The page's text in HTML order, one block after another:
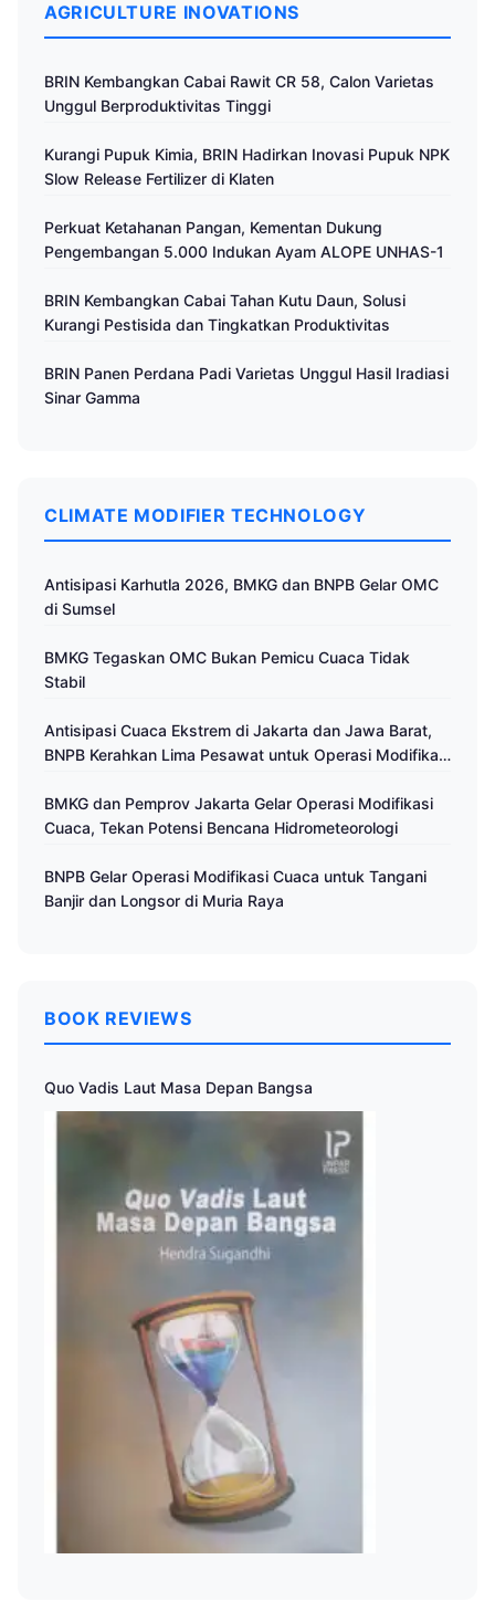
AGRICULTURE INOVATIONS
BRIN Kembangkan Cabai Rawit CR 58, Calon Varietas
Unggul Berproduktivitas Tinggi
Kurangi Pupuk Kimia, BRIN Hadirkan Inovasi Pupuk NPK
Slow Release Fertilizer di Klaten
Perkuat Ketahanan Pangan, Kementan Dukung
Pengembangan 5.000 Indukan Ayam ALOPE UNHAS-1
BRIN Kembangkan Cabai Tahan Kutu Daun, Solusi
Kurangi Pestisida dan Tingkatkan Produktivitas
BRIN Panen Perdana Padi Varietas Unggul Hasil Iradiasi
Sinar Gamma
CLIMATE MODIFIER TECHNOLOGY
Antisipasi Karhutla 2026, BMKG dan BNPB Gelar OMC
di Sumsel
BMKG Tegaskan OMC Bukan Pemicu Cuaca Tidak
Stabil
Antisipasi Cuaca Ekstrem di Jakarta dan Jawa Barat,
BNPB Kerahkan Lima Pesawat untuk Operasi Modifikasi
BMKG dan Pemprov Jakarta Gelar Operasi Modifikasi
Cuaca, Tekan Potensi Bencana Hidrometeorologi
BNPB Gelar Operasi Modifikasi Cuaca untuk Tangani
Banjir dan Longsor di Muria Raya
BOOK REVIEWS
Quo Vadis Laut Masa Depan Bangsa